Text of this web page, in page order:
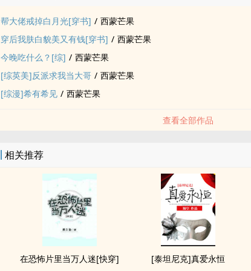
帮大佬戒掉白月光[穿书] / 西蒙芒果
穿后我肤白貌美又有钱[穿书] / 西蒙芒果
今晚吃什么？[综] / 西蒙芒果
[综英美]反派求我当大哥 / 西蒙芒果
[综漫]希有希见 / 西蒙芒果
查看全部作品
相关推荐
在恐怖片里当万人迷[快穿] [泰坦尼克]真爱永恒